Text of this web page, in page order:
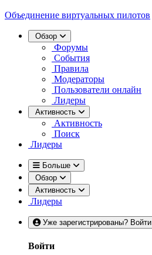
Объединение виртуальных пилотов
Обзор
Форумы
События
Правила
Модераторы
Пользователи онлайн
Лидеры
Активность
Активность
Поиск
Лидеры
Больше
Обзор
Активность
Лидеры
Уже зарегистрированы? Войти
Войти